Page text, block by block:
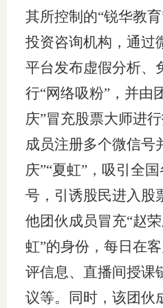
其所控制的“锐华教
投资咨询机构，通过
平台发布虚假分析、
行“网络吸粉”，并由
庆”冒充股票大师进
成员注册多个微信号
庆”“夏虹”，吸引全
号，引诱股民进入股
他团伙成员冒充“赵
虹”的身份，每日在
评信息、直播间授课
议等。同时，该团伙